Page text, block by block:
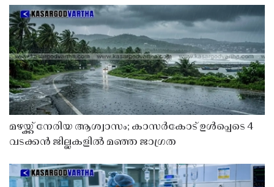
മഴയ്ക്ക് നേരിയ ആശ്വാസം; കാസർകോട് ഉൾപ്പെടെ 4
വടക്കൻ ജില്ലകളിൽ മഞ്ഞ ജാഗ്രത